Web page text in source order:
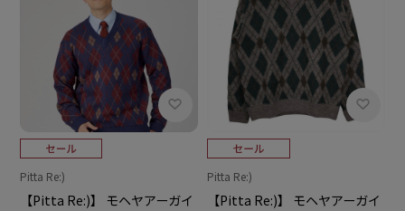
Pitta Re:)
【Pitta Re:)】 モヘヤアーガイ
Pitta Re:)
【Pitta Re:)】 モヘヤアーガイ